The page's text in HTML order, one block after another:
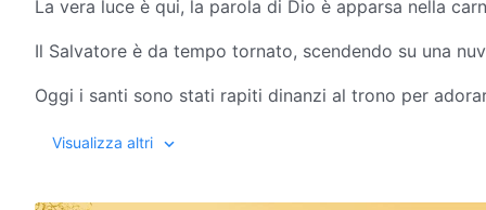
La vera luce è qui, la parola di Dio è apparsa nella
Il Salvatore è da tempo tornato, scendendo su una
Oggi i santi sono stati rapiti dinanzi al trono per
I santi del passato sono sorti di nuovo per resistere
Visualizza altri